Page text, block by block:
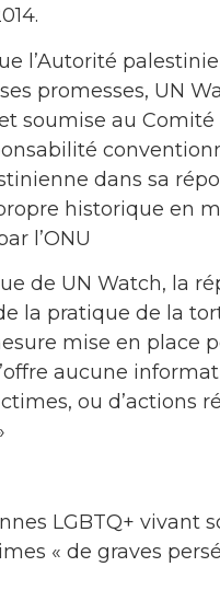
l’Autorité
promesses, UN
soumise au
dans sa
historique en
l’ONU
de UN Watch, la
la pratique de la
mise en place
aucune
ou d’actions
LGBTQ+ vivant
« de graves